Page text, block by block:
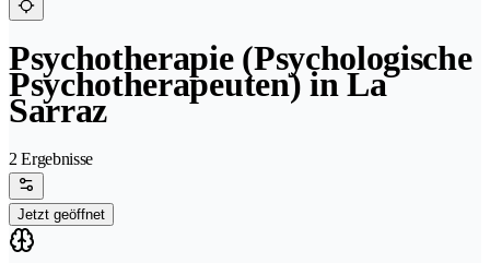
Psychotherapie (Psychologische
Psychotherapeuten) in La
Sarraz
2 Ergebnisse
Jetzt geöffnet